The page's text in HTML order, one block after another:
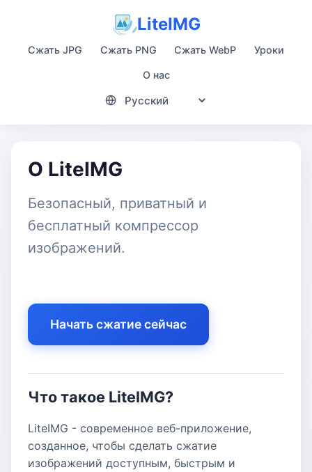
LiteIMG
Сжать JPG Сжать PNG Сжать WebP Уроки
О нас
О LiteIMG
Безопасный, приватный и
бесплатный компрессор
изображений.
Начать сжатие сейчас
Что такое LiteIMG?
LiteIMG - современное веб-приложение,
созданное, чтобы сделать сжатие
изображений доступным, быстрым и